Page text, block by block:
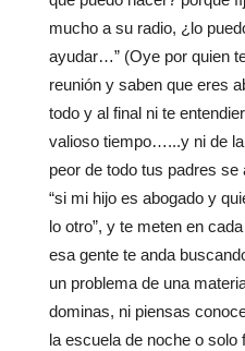
mucho a su radio, ¿lo
ayudar…” (Oye por quien
reunión y saben que eres
todo y al final ni te
valioso tiempo…...y ni de
peor de todo tus padres se
“si mi hijo es abogado y
lo otro”, y te meten en
esa gente te anda
un problema de una
dominas, ni piensas
la escuela de noche o solo